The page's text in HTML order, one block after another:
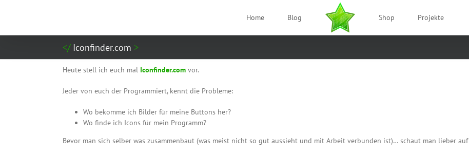
Home Blog Shop Projekte
Iconfinder.com
Heute stell ich euch mal Iconfinder.com vor.
Jeder von euch der Programmiert, kennt die Probleme:
Wo bekomme ich Bilder für meine Buttons her?
Wo finde ich Icons für mein Programm?
Bevor man sich selber was zusammenbaut (was meist nicht so gut aussieht und mit Arbeit verbunden ist)… schaut man lieber auf